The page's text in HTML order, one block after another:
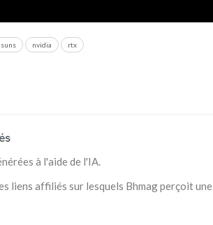
nvidia rtx
à l'aide de l'IA.
liens affiliés sur lesquels Bhmag perçoit une